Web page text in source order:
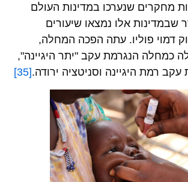
מחקרים שנערכו במדינות העולם
שבמדינות אלו נמצאו שיעורים
דמוי פוליו. עתה הפכה המחלה,
כמחלה הנגרמת עקב "יתר היגיינה",
רמת היגיינה וסניטציה ירודה.[35]